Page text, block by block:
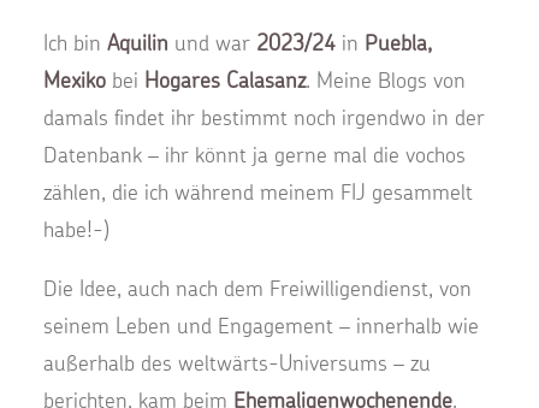
Ich bin Aquilin und war 2023/24 in Puebla,
Mexiko bei Hogares Calasanz. Meine Blogs von
damals findet ihr bestimmt noch irgendwo in der
Datenbank – ihr könnt ja gerne mal die vochos
zählen, die ich während meinem FIJ gesammelt
habe!-)
Die Idee, auch nach dem Freiwilligendienst, von
seinem Leben und Engagement – innerhalb wie
außerhalb des weltwärts-Universums – zu
berichten, kam beim Ehemaligenwochenende.